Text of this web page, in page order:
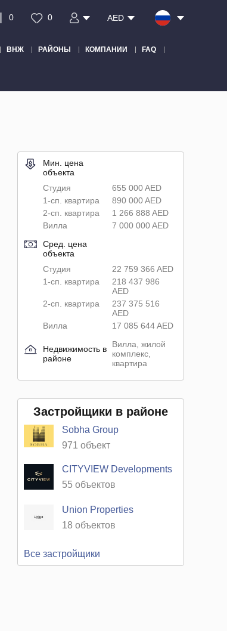
0 0 AED
ВНЖ РАЙОНЫ КОМПАНИИ FAQ
Мин. цена
объекта
Студия
655 000 AED
1-сп. квартира
890 000 AED
2-сп. квартира
1 266 888 AED
Вилла
7 000 000 AED
Сред. цена
объекта
Студия
22 759 366 AED
1-сп. квартира
218 437 986
AED
2-сп. квартира
237 375 516
AED
Вилла
17 085 644 AED
Недвижимость в
районе
Вилла, жилой
комплекс,
квартира
Застройщики в районе
Sobha Group
971 объект
CITYVIEW Developments
55 объектов
Union Properties
18 объектов
Все застройщики